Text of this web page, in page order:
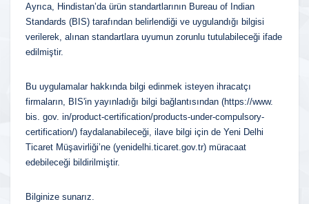
Ayrıca, Hindistan’da ürün standartlarının Bureau of Indian
Standards (BIS) tarafından belirlendiği ve uygulandığı bilgisi
verilerek, alınan standartlara uyumun zorunlu tutulabileceği ifade
edilmiştir.
Bu uygulamalar hakkında bilgi edinmek isteyen ihracatçı
firmaların, BIS'in yayınladığı bilgi bağlantısından (https://www.
bis. gov. in/product-certification/products-under-compulsory-
certification/) faydalanabileceği, ilave bilgi için de Yeni Delhi
Ticaret Müşavirliği’ne (yenidelhi.ticaret.gov.tr) müracaat
edebileceği bildirilmiştir.
Bilginize sunarız.